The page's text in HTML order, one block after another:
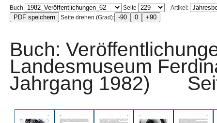
Buch Seite
Artikel:
Seite drehen (Grad):
Buch:
Landesmuseum
Jahrgang 1982)